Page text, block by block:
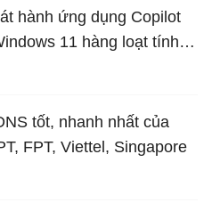
hành ứng dụng Copilot
11 hàng loạt tính
Ích
tốt, nhanh nhất của
FPT, Viettel, Singapore